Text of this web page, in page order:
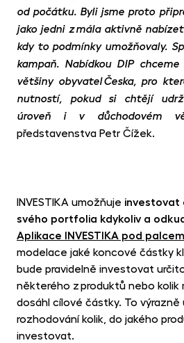
od počátku. Byli jsme proto
jako jedni z mála aktivně
kdy to podmínky umožňovaly.
kampaň. Nabídkou DIP
většiny obyvatel Česka, pro
nutností, pokud si chtějí
úroveň i v důchodovém
představenstva Petr Čížek.
INVESTIKA umožňuje investovat
svého portfolia kdykoliv a
Aplikace INVESTIKA pod palcem
modelace jaké koncové částky
bude pravidelně investovat
některého z produktů nebo kolik
dosáhl cílové částky. To výrazně
rozhodování kolik, do jakého
investovat.